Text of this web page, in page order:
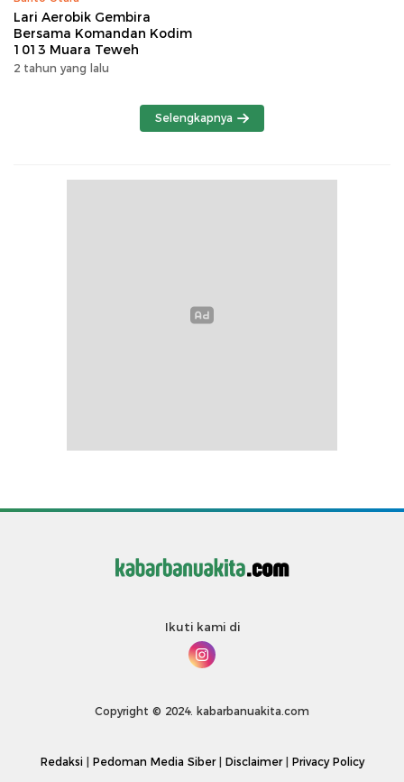
Lari Aerobik Gembira
Bersama Komandan Kodim
1013 Muara Teweh
2 tahun yang lalu
Selengkapnya
Ikuti kami di
Copyright © 2024. kabarbanuakita.com
Redaksi | Pedoman Media Siber| Disclaimer| Privacy Policy